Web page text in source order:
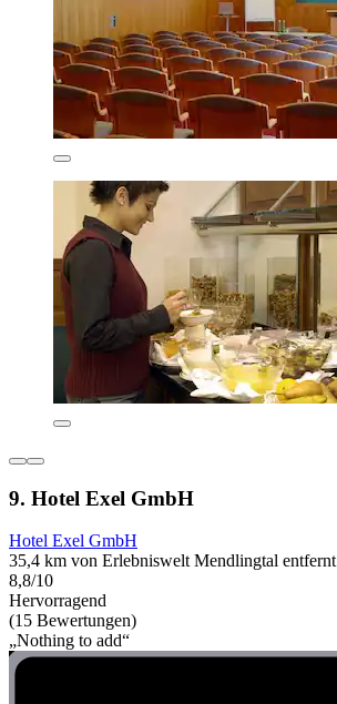
9. Hotel Exel GmbH
Hotel Exel GmbH
35,4 km von Erlebniswelt Mendlingtal entfernt
8,8/10
Hervorragend
(15 Bewertungen)
„Nothing to add“